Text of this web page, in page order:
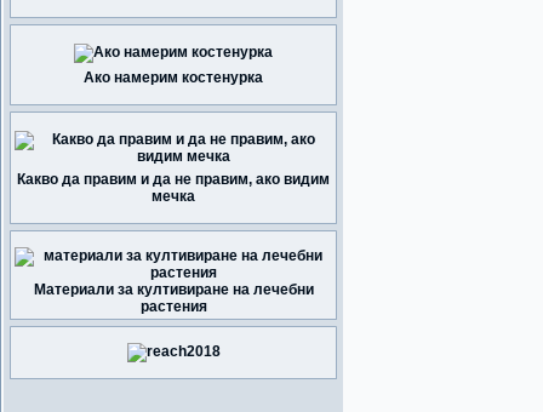
Ако намерим костенурка
Какво да правим и да не правим, ако видим
мечка
Материали за култивиране на лечебни
растения